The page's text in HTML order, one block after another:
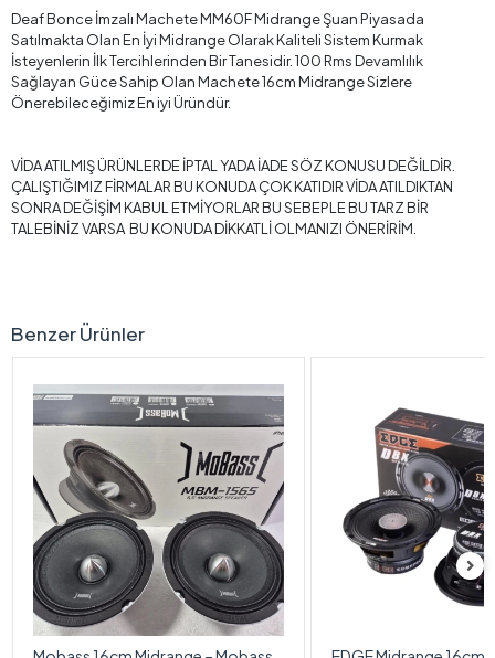
Deaf Bonce İmzalı Machete MM60F Midrange Şuan Piyasada
Satılmakta Olan En İyi Midrange Olarak Kaliteli Sistem Kurmak
İsteyenlerin İlk Tercihlerinden Bir Tanesidir. 100 Rms Devamlılık
Sağlayan Güce Sahip Olan Machete 16cm Midrange Sizlere
Önerebileceğimiz En iyi Üründür.
VİDA ATILMIŞ ÜRÜNLERDE İPTAL YADA İADE SÖZ KONUSU DEĞİLDİR.
ÇALIŞTIĞIMIZ FİRMALAR BU KONUDA ÇOK KATIDIR VİDA ATILDIKTAN
SONRA DEĞİŞİM KABUL ETMİYORLAR BU SEBEPLE BU TARZ BİR
TALEBİNİZ VARSA BU KONUDA DİKKATLİ OLMANIZI ÖNERİRİM.
Benzer Ürünler